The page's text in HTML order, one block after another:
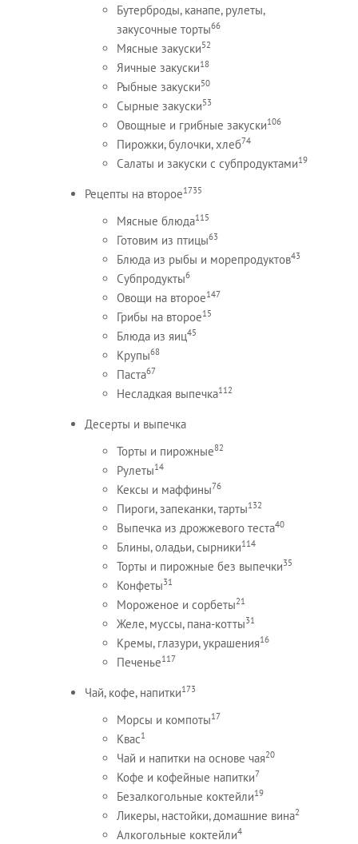
Бутерброды, канапе, рулеты,
закусочные торты66
Мясные закуски52
Яичные закуски18
Рыбные закуски50
Сырные закуски53
Овощные и грибные закуски106
Пирожки, булочки, хлеб74
Салаты и закуски с субпродуктами19
Рецепты на второе1735
Мясные блюда115
Готовим из птицы63
Блюда из рыбы и морепродуктов43
Субпродукты6
Овощи на второе147
Грибы на второе15
Блюда из яиц45
Крупы68
Паста67
Несладкая выпечка112
Десерты и выпечка
Торты и пирожные82
Рулеты14
Кексы и маффины76
Пироги, запеканки, тарты132
Выпечка из дрожжевого теста40
Блины, оладьи, сырники114
Торты и пирожные без выпечки35
Конфеты31
Мороженое и сорбеты21
Желе, муссы, пана-котты31
Кремы, глазури, украшения16
Печенье117
Чай, кофе, напитки173
Морсы и компоты17
Квас1
Чай и напитки на основе чая20
Кофе и кофейные напитки7
Безалкогольные коктейли19
Ликеры, настойки, домашние вина2
Алкогольные коктейли4